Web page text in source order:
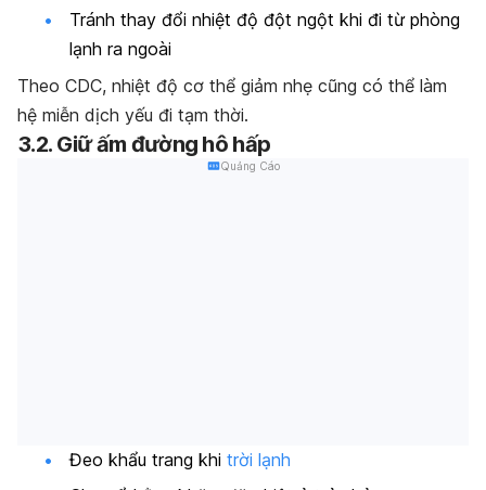
Tránh thay đổi nhiệt độ đột ngột khi đi từ phòng
lạnh ra ngoài
Theo CDC, nhiệt độ cơ thể giảm nhẹ cũng có thể làm
hệ miễn dịch yếu đi tạm thời.
3.2. Giữ ấm đường hô hấp
Quảng Cáo
Đeo khẩu trang khi trời lạnh